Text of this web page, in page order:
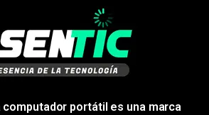
computador portátil es una marca